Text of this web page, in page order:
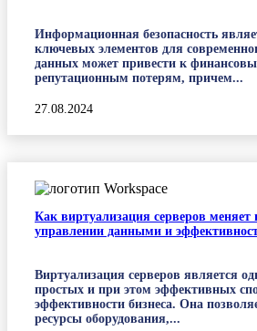
Информационная безопасность
ключевых элементов для
данных может привести к
репутационным потерям, причем...
27.08.2024
Как виртуализация серверов
управлении данными и
Виртуализация серверов является
простых и при этом эффективных
эффективности бизнеса. Она
ресурсы оборудования,...